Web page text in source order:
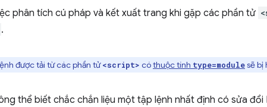
phân tích cú pháp và kết xuất trang khi gặp các phần tử
.
được tải từ các phần tử<script> cóthuộc tính type=modulesẽ bị
thể biết chắc chắn liệu một tập lệnh nhất định có sửa